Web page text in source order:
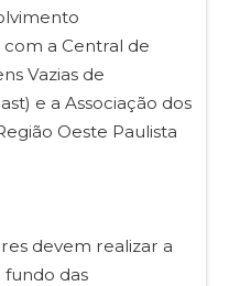
a Central de
Vazias de
e a Associação dos
Oeste Paulista
devem realizar a
das